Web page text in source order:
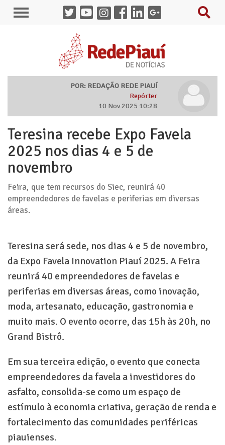
POR: REDAÇÃO REDE PIAUÍ
Repórter
10 Nov 2025 10:28
Teresina recebe Expo Favela
2025 nos dias 4 e 5 de
novembro
Feira, que tem recursos do Siec, reunirá 40
empreendedores de favelas e periferias em diversas
áreas.
Teresina será sede, nos dias 4 e 5 de novembro,
da Expo Favela Innovation Piauí 2025. A Feira
reunirá 40 empreendedores de favelas e
periferias em diversas áreas, como inovação,
moda, artesanato, educação, gastronomia e
muito mais. O evento ocorre, das 15h às 20h, no
Grand Bistrô.
Em sua terceira edição, o evento que conecta
empreendedores da favela a investidores do
asfalto, consolida-se como um espaço de
estímulo à economia criativa, geração de renda e
fortalecimento das comunidades periféricas
piauienses.